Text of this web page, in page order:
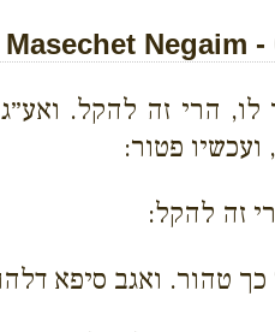
Negaim
הרי זה להקל.
פטור:
זה להקל:
כך טהור. ואגב סיפא